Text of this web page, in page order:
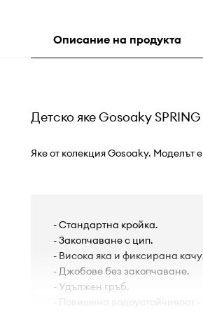
Описание на продукта
Детско яке Gosoaky
Яке от колекция Gosoaky. Моделът
- Стандартна кройка.
- Закопчаване с цип.
- Висока яка и фиксирана
- Джобове без закопчаване.
- Удължен гръб.
- Повишена водоустойчивост -